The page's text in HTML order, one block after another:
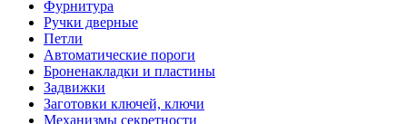
Фурнитура
Ручки дверные
Петли
Автоматические пороги
Броненакладки и пластины
Задвижки
Заготовки ключей, ключи
Механизмы секретности